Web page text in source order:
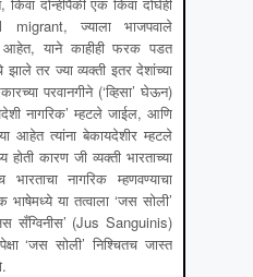
migrant, ज्याला भाजपवाले
आहेत, याने काहीही फरक पडत
झाले तर ज्या व्यक्ती इतर देशांच्या
परवानगीने (‘व्हिसा’ घेऊन)
नागरिक’ म्हटले जाईल, आणि
आहेत त्यांना बेकायदेशीर म्हटले
कारण जी व्यक्ती भारताच्या
नागरिक म्हणवण्याचा
या तत्वाला ‘जस सोली’
सँग्विनीस’ (Jus Sanguinis)
‘जस सोली’ निश्चितच जास्त